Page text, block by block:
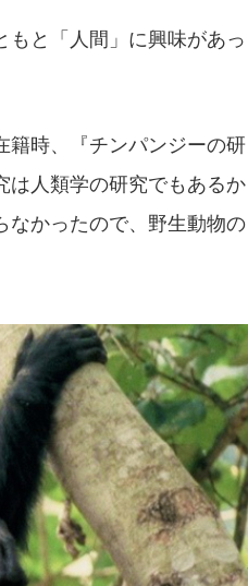
もと「人間」に興味があっ
籍時、『チンパンジーの研
は人類学の研究でもあるか
なかったので、野生動物の